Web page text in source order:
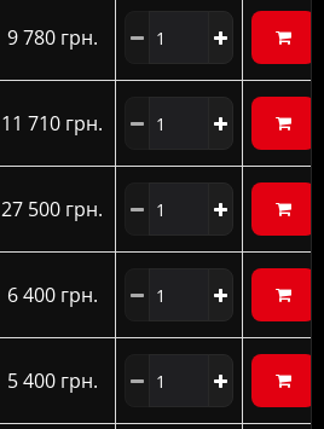
9 780 грн.
11 710 грн.
27 500 грн.
6 400 грн.
5 400 грн.